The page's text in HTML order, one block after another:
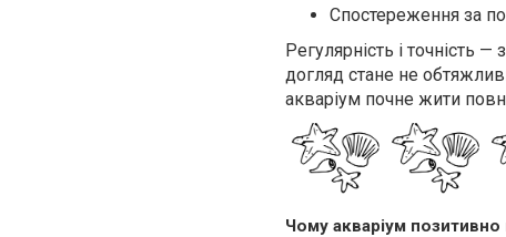
Спостереження за
Регулярність і точність
догляд стане не
акваріум почне жити
Чому акваріум позитивно